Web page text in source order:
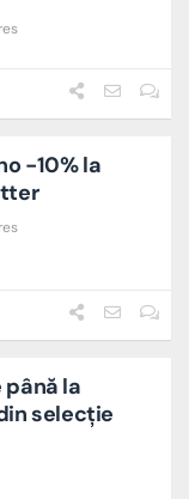
-10% la
până la
selecție